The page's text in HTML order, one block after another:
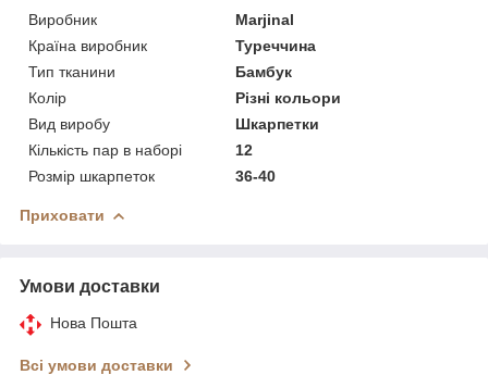
Виробник
Marjinal
Країна виробник
Туреччина
Тип тканини
Бамбук
Колір
Різні кольори
Вид виробу
Шкарпетки
Кількість пар в наборі
12
Розмір шкарпеток
36-40
Приховати
Умови доставки
Нова Пошта
Всі умови доставки